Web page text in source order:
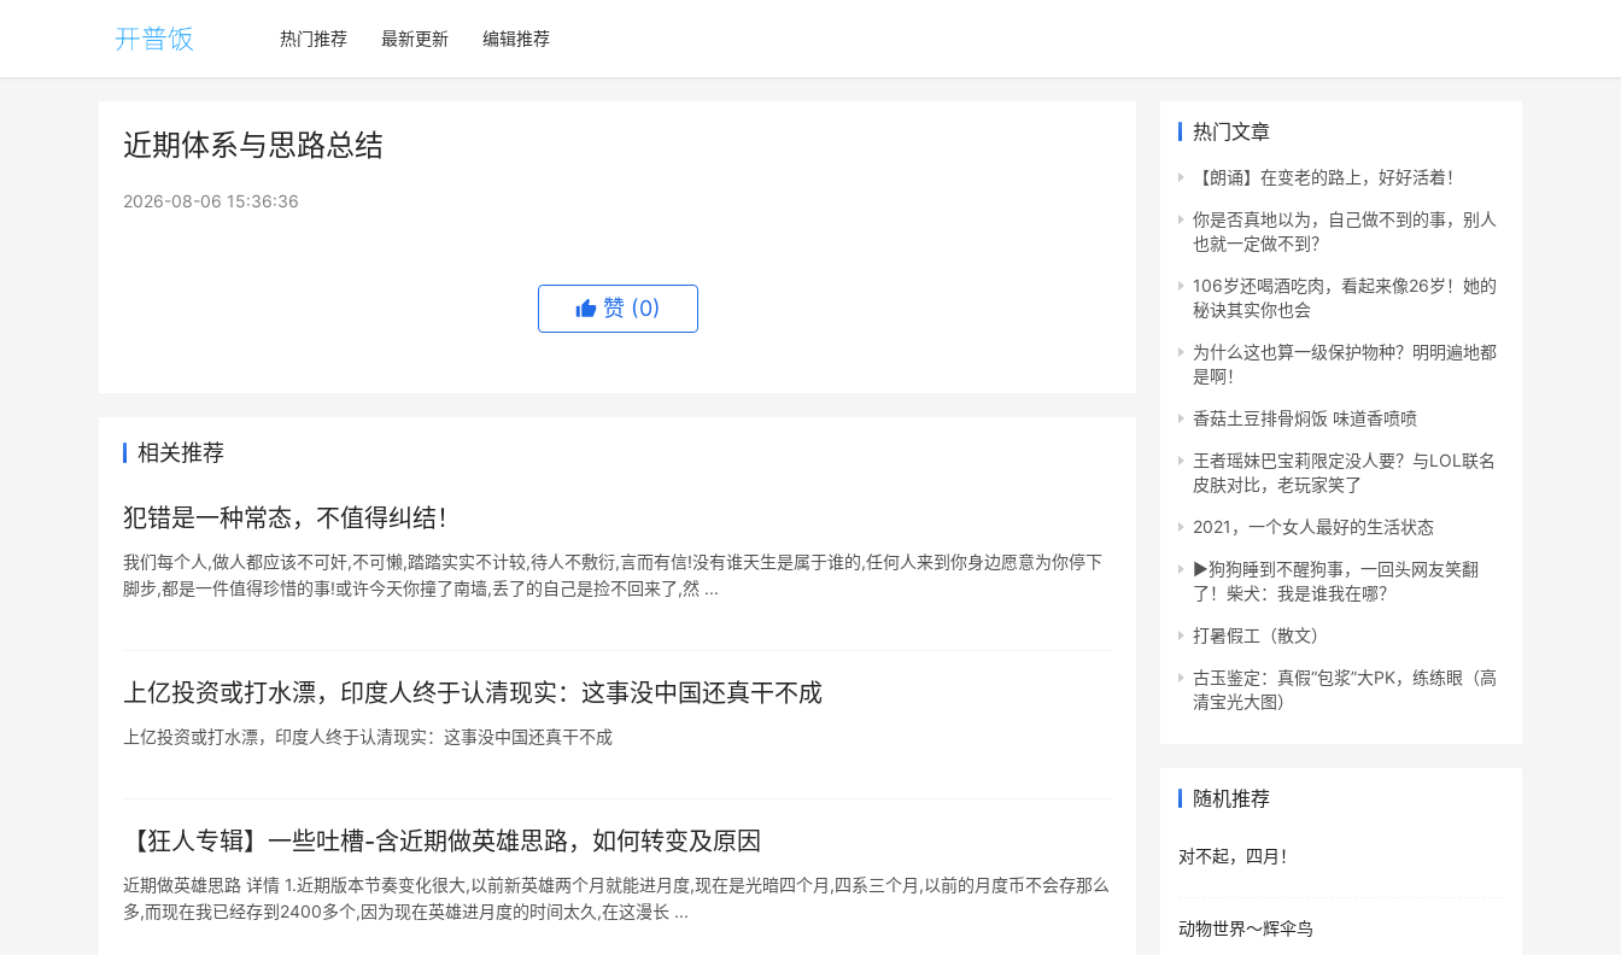
热门推荐 最新更新 编辑推荐
近期体系与思路总结
2026-08-06 15:36:36
赞 (0)
相关推荐
犯错是一种常态，不值得纠结！
我们每个人,做人都应该不可奸,不可懒,踏踏实实不计较,待人不敷衍,言而有信!没有谁天生是属于谁的,任何人来到你身边愿意为你停下
脚步,都是一件值得珍惜的事!或许今天你撞了南墙,丢了的自己是捡不回来了,然 ...
上亿投资或打水漂，印度人终于认清现实：这事没中国还真干不成
上亿投资或打水漂，印度人终于认清现实：这事没中国还真干不成
【狂人专辑】一些吐槽-含近期做英雄思路，如何转变及原因
近期做英雄思路 详情 1.近期版本节奏变化很大,以前新英雄两个月就能进月度,现在是光暗四个月,四系三个月,以前的月度币不会存那么
多,而现在我已经存到2400多个,因为现在英雄进月度的时间太久,在这漫长 ...
热门文章
【朗诵】在变老的路上，好好活着！
你是否真地以为，自己做不到的事，别人
也就一定做不到？
106岁还喝酒吃肉，看起来像26岁！她的
秘诀其实你也会
为什么这也算一级保护物种？明明遍地都
是啊！
香菇土豆排骨焖饭 味道香喷喷
王者瑶妹巴宝莉限定没人要？与LOL联名
皮肤对比，老玩家笑了
2021，一个女人最好的生活状态
▶️狗狗睡到不醒狗事，一回头网友笑翻
了！柴犬：我是谁我在哪？
打暑假工（散文）
古玉鉴定：真假“包浆”大PK，练练眼（高
清宝光大图）
随机推荐
对不起，四月！
动物世界～辉伞鸟